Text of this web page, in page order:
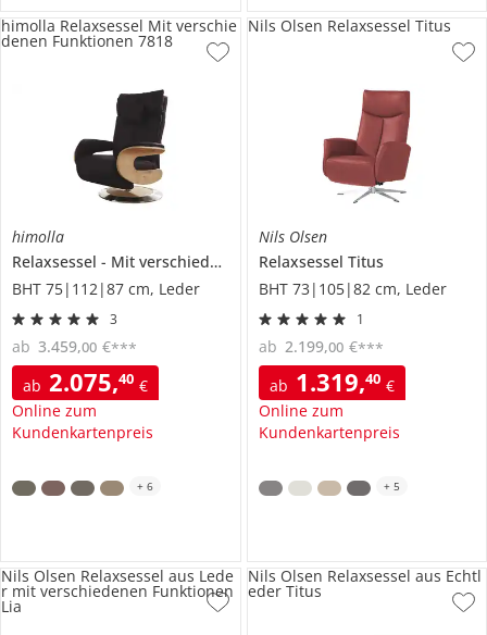
himolla
Relaxsessel
Mit verschiedenen Funktionen
7818
BHT 75|112|87 cm, Leder
3
ab 2.075,40 €
Online zum
Kundenkartenpreis
ab 3.459,00 €***
himolla Relaxsessel Mit verschie
denen Funktionen 7818
+ 6
Nils Olsen
Relaxsessel Titus
BHT 73|105|82 cm, Leder
1
ab 1.319,40 €
Online zum
Kundenkartenpreis
ab 2.199,00 €***
Nils Olsen Relaxsessel Titus
+ 5
Nils Olsen Relaxsessel aus Lede
r mit verschiedenen Funktionen
Lia
Nils Olsen Relaxsessel aus Echtl
eder Titus